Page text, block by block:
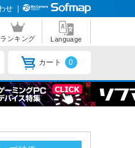
せ
ランキング Language
カート 0